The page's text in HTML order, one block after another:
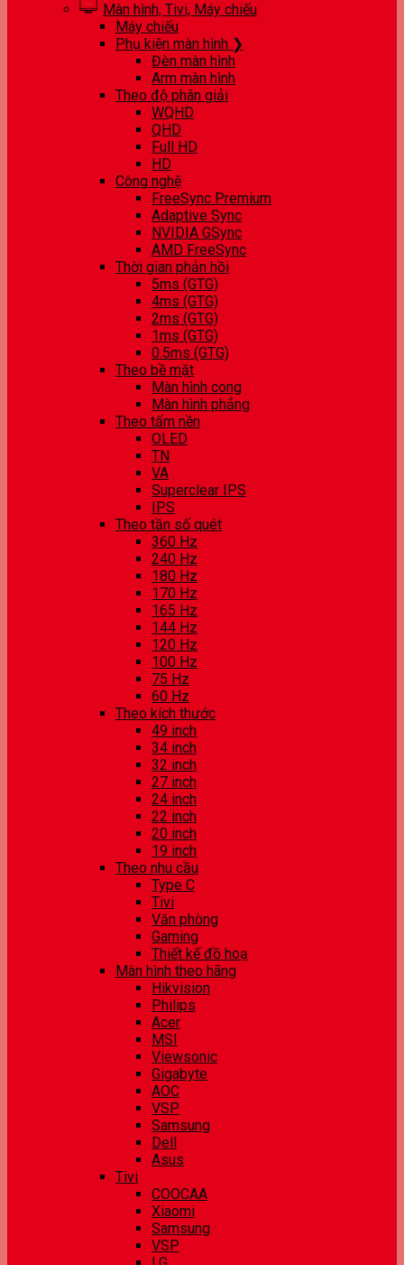
Màn hình, Tivi, Máy chiếu
Máy chiếu
Phụ kiện màn hình ❯
Đèn màn hình
Arm màn hình
Theo độ phân giải
WQHD
QHD
Full HD
HD
Công nghệ
FreeSync Premium
Adaptive Sync
NVIDIA GSync
AMD FreeSync
Thời gian phản hồi
5ms (GTG)
4ms (GTG)
2ms (GTG)
1ms (GTG)
0.5ms (GTG)
Theo bề mặt
Màn hình cong
Màn hình phẳng
Theo tấm nền
OLED
TN
VA
Superclear IPS
IPS
Theo tần số quét
360 Hz
240 Hz
180 Hz
170 Hz
165 Hz
144 Hz
120 Hz
100 Hz
75 Hz
60 Hz
Theo kích thước
49 inch
34 inch
32 inch
27 inch
24 inch
22 inch
20 inch
19 inch
Theo nhu cầu
Type C
Tivi
Văn phòng
Gaming
Thiết kế đồ hoạ
Màn hình theo hãng
Hikvision
Philips
Acer
MSI
Viewsonic
Gigabyte
AOC
VSP
Samsung
Dell
Asus
Tivi
COOCAA
Xiaomi
Samsung
VSP